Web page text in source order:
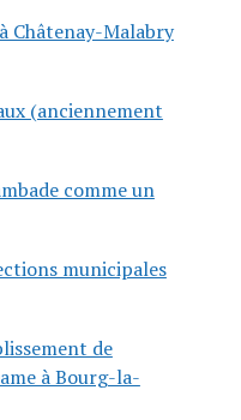
Châtenay-Malabry
(anciennement
comme un
municipales
de
à Bourg-la-